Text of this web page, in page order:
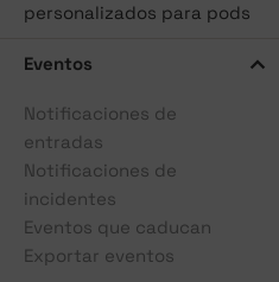
personalizados para pods
Eventos
Notificaciones de
entradas
Notificaciones de
incidentes
Eventos que caducan
Exportar eventos